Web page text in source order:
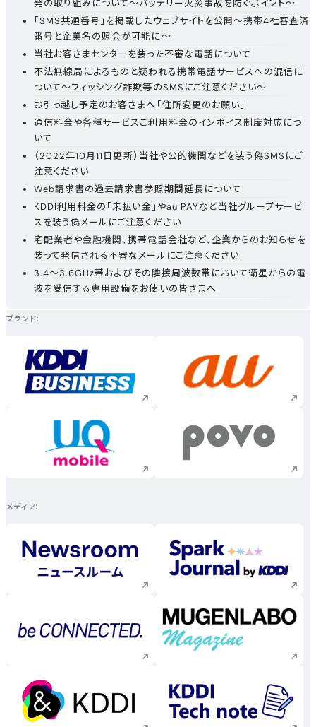
発の取り組みについて～バッテリー火災事故を防ぐポイント～
「SMS共通番号」を掲載したウェブサイトを公開～携帯4社審査済
番号と企業名の照会が可能に～
当社お客さまセンターを装った不審な電話について
不法無線局によるものと疑われる携帯電話サービスへの混信に
ついて～フィッシング詐欺等のSMSにご注意ください～
お引っ越し予定のお客さまへ「住所変更のお願い」
通信料金や各種サービスご利用料金のインボイス制度対応につ
いて
（2022年10月11日更新）当社や公的機関などを装う偽SMSにご
注意ください
Web請求書の過去請求書参照期間延長について
KDDI利用料金の「未払い金」やau PAYなど当社グループサービ
スを装う偽メールにご注意ください
宅配業者や金融機関、携帯電話会社など、企業からのお知らせを
装って発信される不審なメールにご注意ください
3.4～3.6GHz帯およびその隣接周波数帯において衛星からの電
波を受信する専用設備をお使いの皆さまへ
ブランド
新規ウィンドウで開く 新規ウィンドウで
新規ウィンドウで開く 新規ウィンドウで
メディア
新規ウィンドウで開く 新規ウィンドウで
新規ウィンドウで開く 新規ウィンドウで
新規ウィンドウで開く 新規ウィンドウで